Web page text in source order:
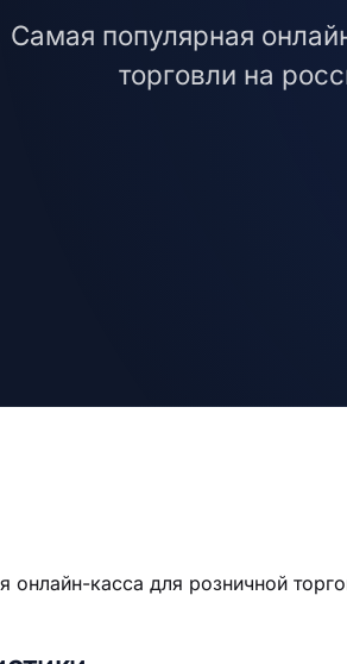
Самая популярная
торговли на
онлайн-касса для розничной